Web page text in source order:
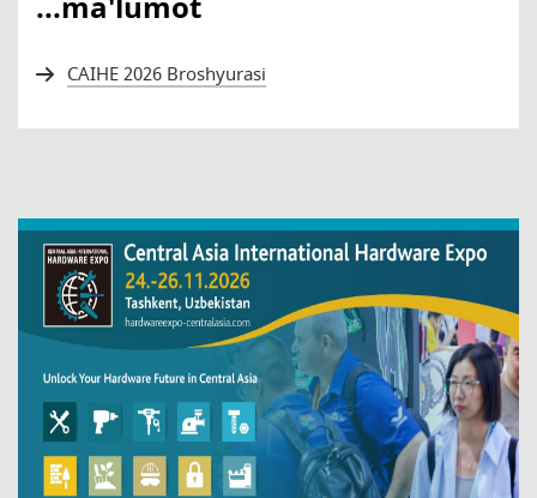
CAIHE 2026 Broshyurasi